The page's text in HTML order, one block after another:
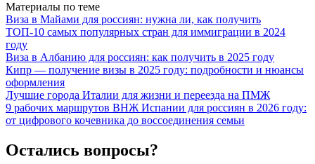
Материалы по теме
Виза в Майами для россиян: нужна ли, как получить
ТОП-10 самых популярных стран для иммиграции в 2024
году
Виза в Албанию для россиян: как получить в 2025 году
Кипр — получение визы в 2025 году: подробности и нюансы
оформления
Лучшие города Италии для жизни и переезда на ПМЖ
9 рабочих маршрутов ВНЖ Испании для россиян в 2026 году:
от цифрового кочевника до воссоединения семьи
Остались вопросы?